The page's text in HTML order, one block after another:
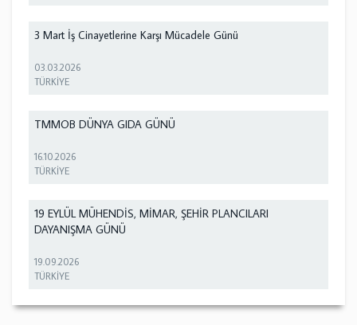
3 Mart İş Cinayetlerine Karşı Mücadele Günü
03.03.2026
TÜRKİYE
TMMOB DÜNYA GIDA GÜNÜ
16.10.2026
TÜRKİYE
19 EYLÜL MÜHENDİS, MİMAR, ŞEHİR PLANCILARI
DAYANIŞMA GÜNÜ
19.09.2026
TÜRKİYE